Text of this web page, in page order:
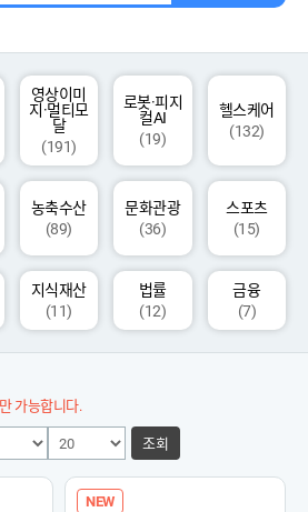
영상이미
지·멀티모
달
(191)
로봇·피지
컬AI
(19)
헬스케어
(132)
농축수산
(89)
문화관광
(36)
스포츠
(15)
지식재산
(11)
법률
(12)
금융
(7)
가능합니다.
조회
NEW